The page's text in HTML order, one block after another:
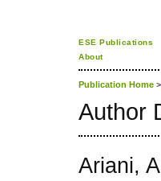
ESE Publications
About
Publication Home >
Author
Ariani,